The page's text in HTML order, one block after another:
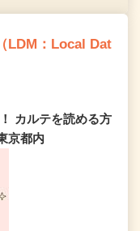
LDM：Local Dat
カルテを読める方
京都内